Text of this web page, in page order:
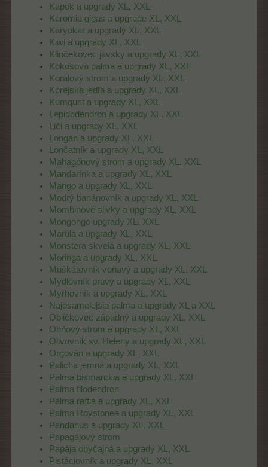
Kapok a upgrady XL, XXL
Karomia gigas a upgrade XL, XXL
Karyokar a upgrady XL, XXL
Kiwi a upgrady XL, XXL
Klinčekovec jávsky a upgrady XL, XXL
Kokosová palma a upgrady XL, XXL
Korálový strom a upgrady XL, XXL
Kórejská jedľa a upgrady XL, XXL
Kumquat a upgrady XL, XXL
Lepidodendron a upgrady XL, XXL
Liči a upgrady XL, XXL
Longan a upgrady XL, XXL
Lončatník a upgrady XL, XXL
Mahagónový strom a upgrady XL, XXL
Mandarínka a upgrady XL, XXL
Mango a upgrady XL, XXL
Modrý banánovník a upgrady XL, XXL
Mombinové slivky a upgrady XL, XXL
Mongongo upgrady XL, XXL
Marula a upgrady XL, XXL
Monstera skvelá a upgrady XL, XXL
Moringa a upgrady XL, XXL
Muškátovník voňavý a upgrady XL, XXL
Mydlovník pravý a upgrady XL, XXL
Myrhovník a upgrady XL, XXL
Najosamelejšia palma a upgrady XL a XXL
Obličkovec západný a upgrady XL, XXL
Ohňový strom a upgrady XL, XXL
Olivovník sv. Heleny a upgrady XL, XXL
Orgován a upgrady XL, XXL
Palicha jemná a upgrady XL, XXL
Palma bismarckia a upgrady XL, XXL
Palma filodendron
Palma raffia a upgrady XL, XXL
Palma Roystonea a upgrady XL, XXL
Pandanus a upgrady XL, XXL
Papagájový strom
Papája obyčajná a upgrady XL, XXL
Pistáciovník a upgrady XL, XXL